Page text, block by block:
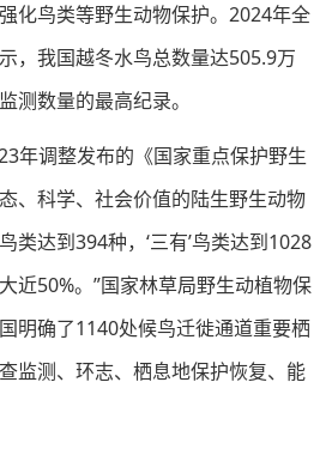
化鸟类等野生动物保护。2024年全
，我国越冬水鸟总数量达505.9万
测数量的最高纪录。
年调整发布的《国家重点保护野生
、科学、社会价值的陆生野生动物
类达到394种，‘三有’鸟类达到1028
近50%。”国家林草局野生动植物保
明确了1140处候鸟迁徙通道重要栖
监测、环志、栖息地保护恢复、能